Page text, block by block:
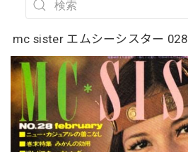
mc sister エムシーシスター 028